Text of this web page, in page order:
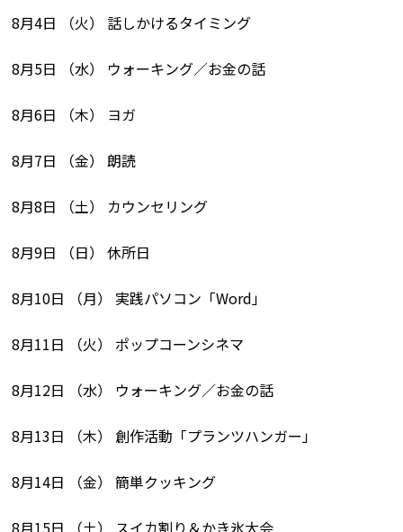
8月4日 （火） 話しかけるタイミング
8月5日 （水） ウォーキング／お金の話
8月6日 （木） ヨガ
8月7日 （金） 朗読
8月8日 （土） カウンセリング
8月9日 （日） 休所日
8月10日 （月） 実践パソコン「Word」
8月11日 （火） ポップコーンシネマ
8月12日 （水） ウォーキング／お金の話
8月13日 （木） 創作活動「プランツハンガー」
8月14日 （金） 簡単クッキング
8月15日 （土） スイカ割り＆かき氷大会